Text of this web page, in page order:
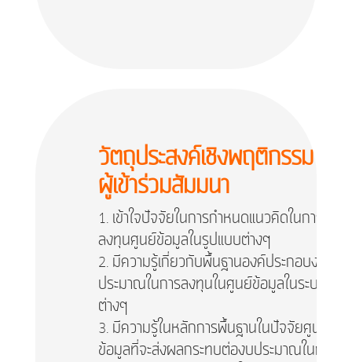
วัตถุประสงค์เชิงพฤติกรรม
ผู้เข้าร่วมสัมมนา
เข้าใจปัจจัยในการกำหนดแนวคิดในการ
ลงทุนศูนย์ข้อมูลในรูปแบบต่างๆ
มีความรู้เกี่ยวกับพื้นฐานองค์ประกอบงบ
ประมาณในการลงทุนในศูนย์ข้อมูลในระบบ
ต่างๆ
มีความรู้ในหลักการพื้นฐานในปัจจัยศูนย์
ข้อมูลที่จะส่งผลกระทบต่องบประมาณในการ